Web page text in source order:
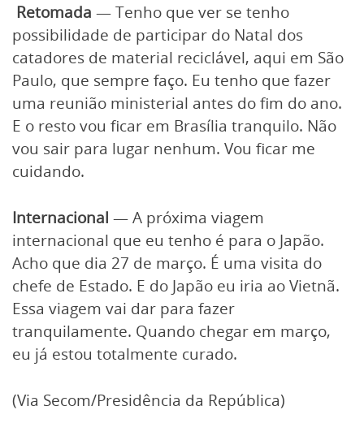
Retomada — Tenho que ver se tenho
possibilidade de participar do Natal dos
catadores de material reciclável, aqui em São
Paulo, que sempre faço. Eu tenho que fazer
uma reunião ministerial antes do fim do ano.
E o resto vou ficar em Brasília tranquilo. Não
vou sair para lugar nenhum. Vou ficar me
cuidando.
Internacional — A próxima viagem
internacional que eu tenho é para o Japão.
Acho que dia 27 de março. É uma visita do
chefe de Estado. E do Japão eu iria ao Vietnã.
Essa viagem vai dar para fazer
tranquilamente. Quando chegar em março,
eu já estou totalmente curado.
(Via Secom/Presidência da República)